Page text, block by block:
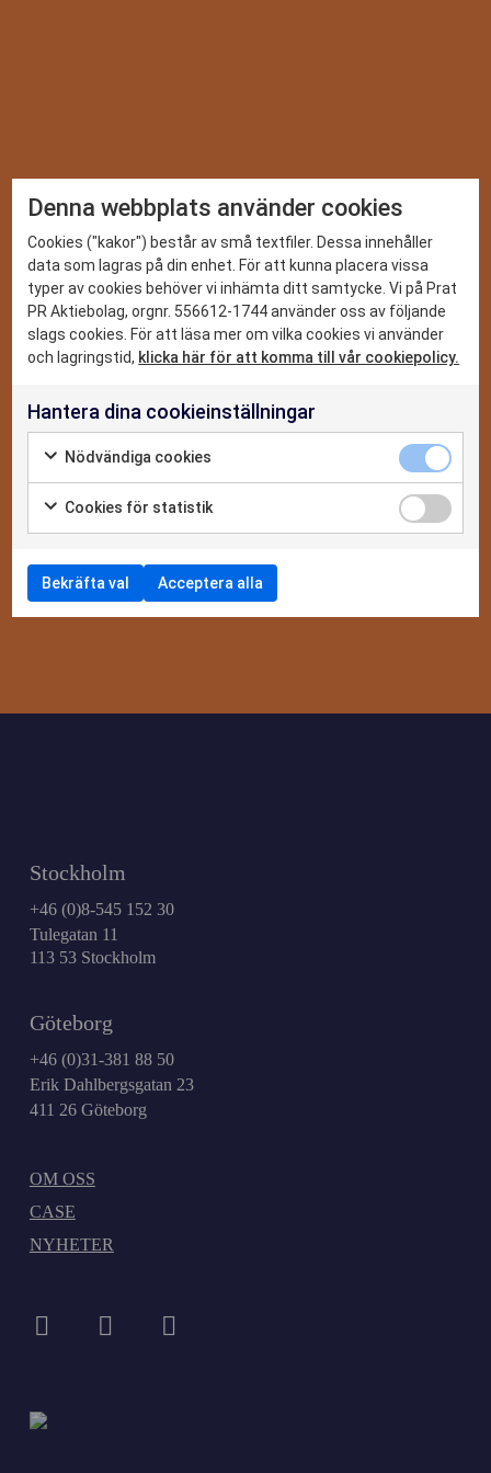
DET HÄR KAN VI
CASE
NYHETER
OM OSS
KONTAKTA OSS
TA DEL AV VÅRA SENASTE
Vi ger dig de senaste nyheterna och trenderna inom PR,
sociala medier och digitalt. Prenumerera på vårt nyhetsbrev
så missar du inget.
Jag godkännerintegritetspolicyn
Stockholm
+46 (0)8-545 152 30
Tulegatan 11
113 53 Stockholm
Göteborg
+46 (0)31-381 88 50
Erik Dahlbergsgatan 23
411 26 Göteborg
OM OSS
CASE
NYHETER
Denna webbplats använder cookies
Cookies ("kakor") består av små textfiler. Dessa innehåller
data som lagras på din enhet. För att kunna placera vissa
typer av cookies behöver vi inhämta ditt samtycke. Vi på Prat
PR Aktiebolag, orgnr. 556612-1744 använder oss av följande
slags cookies. För att läsa mer om vilka cookies vi använder
och lagringstid, klicka här för att komma till vår cookiepolicy.
Hantera dina cookieinställningar
Nödvändiga cookies
Cookies för statistik
Bekräfta val Acceptera alla